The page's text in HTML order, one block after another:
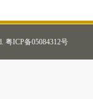
粤ICP备05084312号